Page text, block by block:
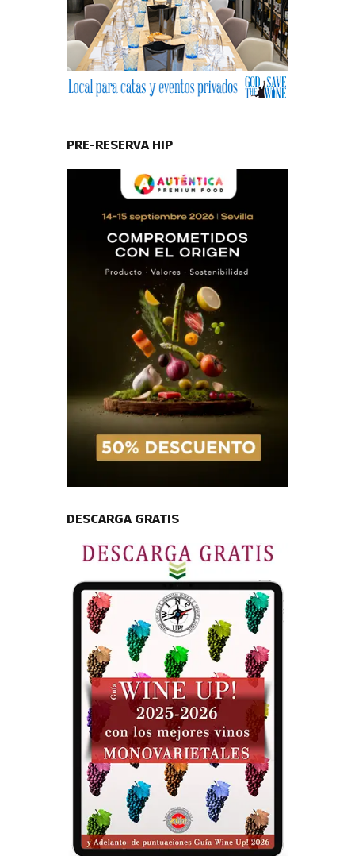
PRE-RESERVA HIP
DESCARGA GRATIS